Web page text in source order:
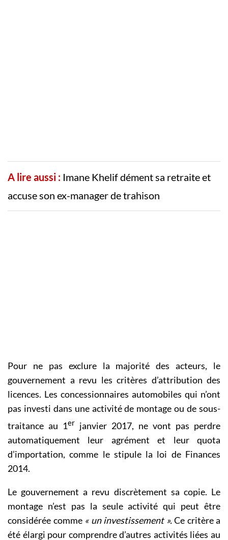
A lire aussi : Imane Khelif dément sa retraite et
accuse son ex-manager de trahison
Pour ne pas exclure la majorité des acteurs, le
gouvernement a revu les critères d’attribution des
licences. Les concessionnaires automobiles qui n’ont
pas investi dans une activité de montage ou de sous-
traitance au 1er janvier 2017, ne vont pas perdre
automatiquement leur agrément et leur quota
d’importation, comme le stipule la loi de Finances
2014.
Le gouvernement a revu discrètement sa copie. Le
montage n’est pas la seule activité qui peut être
considérée comme « un investissement ».Ce critère a
été élargi pour comprendre d’autres activités liées au